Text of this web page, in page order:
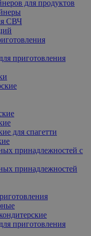
для продуктов
СВЧ
приготовления
для спагетти
принадлежностей с
принадлежностей
приготовления